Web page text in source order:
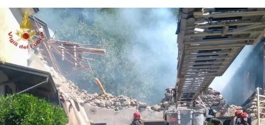
PODCAST
NEWSLETTER
I MIEI PREFERITI